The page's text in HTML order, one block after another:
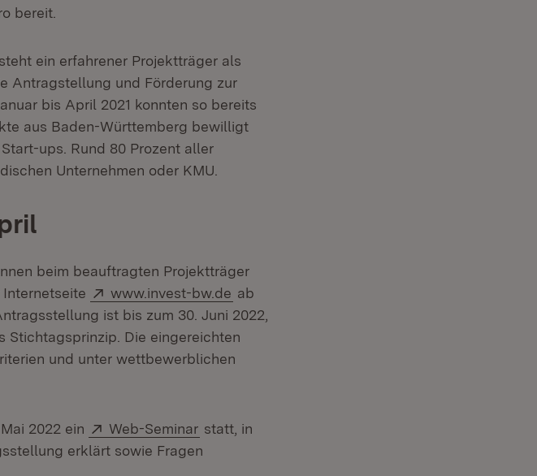
bereit.
(Öffnet in neuem Fenster)
steht ein erfahrener Projektträger als
Antragstellung und Förderung zur
bis April 2021 konnten so bereits
aus Baden-Württemberg bewilligt
ups. Rund 80 Prozent aller
Unternehmen oder KMU.
beim beauftragten Projektträger
Extern:
www.invest-bw.de (Öffnet in neuem Fenster)
ab
ist bis zum 30. Juni 2022,
Stichtagsprinzip. Die eingereichten
und unter wettbewerblichen
2022 ein Extern:
Web-Seminar (Öffnet in neuem Fenster)
statt, in
erklärt sowie Fragen